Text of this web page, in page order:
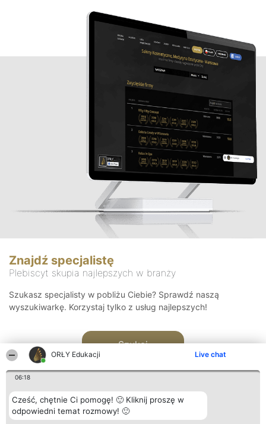
ORŁY Edukacji Live chat
06:18
Cześć, chętnie Ci pomogę! 🙂 Kliknij proszę w
odpowiedni temat rozmowy! 🙂
Znajdź specjalistę
Plebiscyt skupia najlepszych w branży
Szukasz specjalisty w pobliżu Ciebie? Sprawdź naszą
wyszukiwarkę. Korzystaj tylko z usług najlepszych!
Szukaj